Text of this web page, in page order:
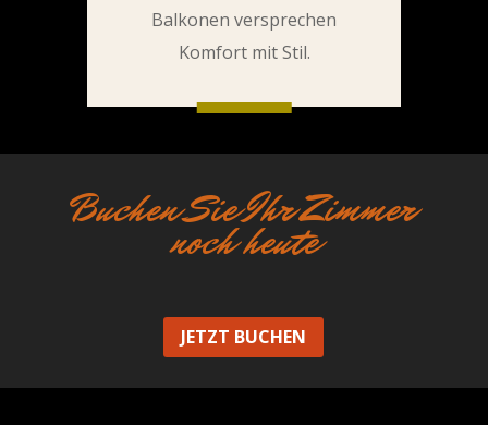
Balkonen versprechen
Komfort mit Stil.
Buchen Sie Ihr Zimmer
noch heute
JETZT BUCHEN